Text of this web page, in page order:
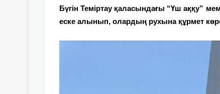
Бүгін Теміртау қаласындағы “Үш аққу”
еске алынып, олардың рухына құрмет